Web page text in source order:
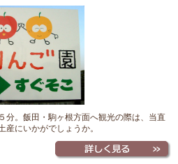
分。飯田・駒ヶ根方面へ観光の際は、当直
にいかがでしょうか。